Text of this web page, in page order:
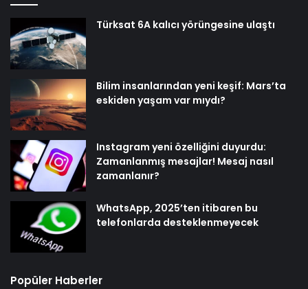
Türksat 6A kalıcı yörüngesine ulaştı
Bilim insanlarından yeni keşif: Mars’ta
eskiden yaşam var mıydı?
Instagram yeni özelliğini duyurdu:
Zamanlanmış mesajlar! Mesaj nasıl
zamanlanır?
WhatsApp, 2025’ten itibaren bu
telefonlarda desteklenmeyecek
Popüler Haberler